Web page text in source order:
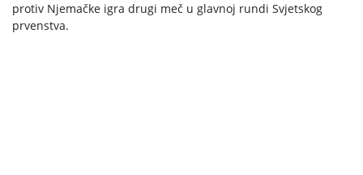
protiv Njemačke igra drugi meč u glavnoj rundi Svjetskog
prvenstva.